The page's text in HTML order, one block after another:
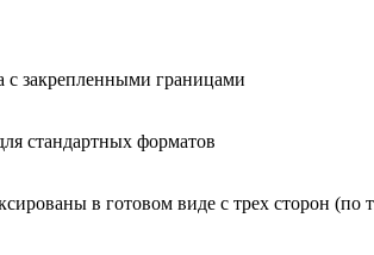
с закрепленными границами
стандартных форматов
в готовом виде с трех сторон (по